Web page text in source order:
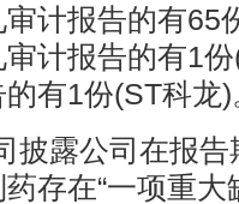
计报告的有65
计报告的有1
有1份(ST科龙)
披露公司在报
存在“一项重大